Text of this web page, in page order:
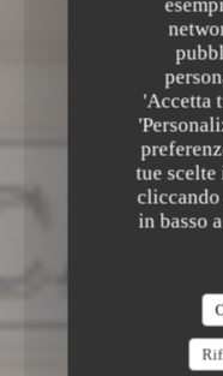
'Accetta
tue
in basso
Le
LE